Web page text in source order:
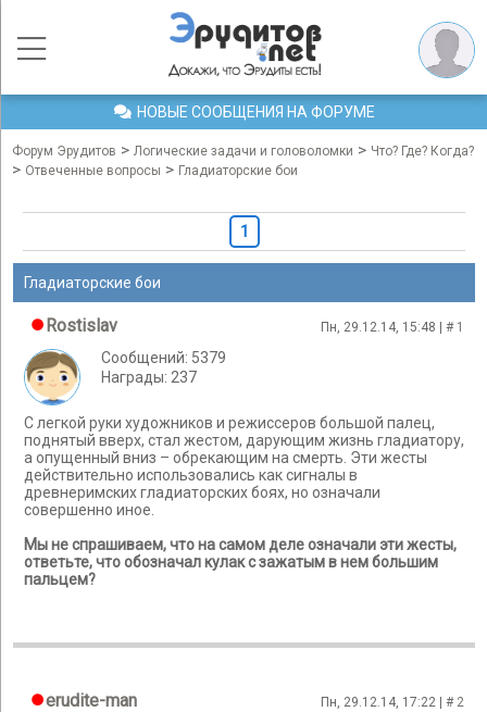
НОВЫЕ СООБЩЕНИЯ НА ФОРУМЕ
Форум Эрудитов > Логические задачи и головоломки > Что? Где? Когда?
> Отвеченные вопросы > Гладиаторские бои
1
Гладиаторские бои
Rostislav Пн, 29.12.14, 15:48 | # 1
Сообщений: 5379
Награды: 237
С легкой руки художников и режиссеров большой палец,
поднятый вверх, стал жестом, дарующим жизнь гладиатору,
а опущенный вниз – обрекающим на смерть. Эти жесты
действительно использовались как сигналы в
древнеримских гладиаторских боях, но означали
совершенно иное.
Мы не спрашиваем, что на самом деле означали эти жесты,
ответьте, что обозначал кулак с зажатым в нем большим
пальцем?
erudite-man Пн, 29.12.14, 17:22 | # 2